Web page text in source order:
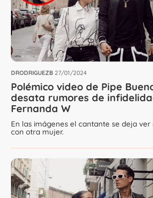
DRODRIGUEZB 27/01/2024
Polémico video de Pipe
desata rumores de
Fernanda W
En las imágenes el cantante se deja
con otra mujer.